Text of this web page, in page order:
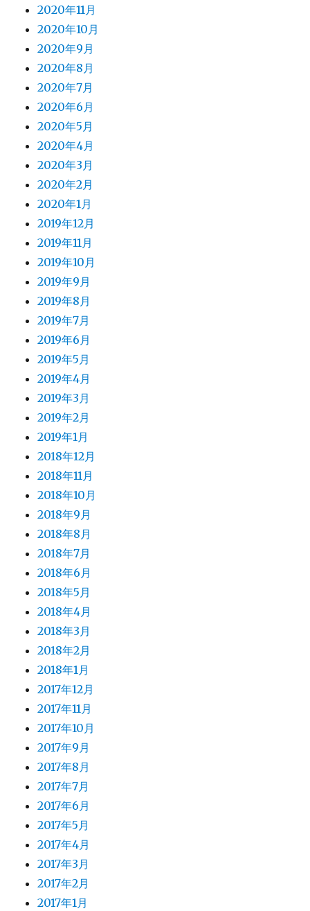
2020年11月
2020年10月
2020年9月
2020年8月
2020年7月
2020年6月
2020年5月
2020年4月
2020年3月
2020年2月
2020年1月
2019年12月
2019年11月
2019年10月
2019年9月
2019年8月
2019年7月
2019年6月
2019年5月
2019年4月
2019年3月
2019年2月
2019年1月
2018年12月
2018年11月
2018年10月
2018年9月
2018年8月
2018年7月
2018年6月
2018年5月
2018年4月
2018年3月
2018年2月
2018年1月
2017年12月
2017年11月
2017年10月
2017年9月
2017年8月
2017年7月
2017年6月
2017年5月
2017年4月
2017年3月
2017年2月
2017年1月